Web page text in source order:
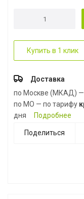
Купить в 1 клик
Доставка
по Москве (МКАД) —
по МО — по тарифу
дня
Подробнее
Поделиться